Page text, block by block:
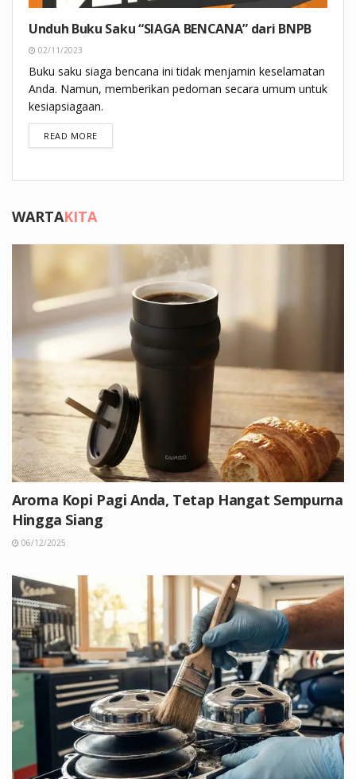
Unduh Buku Saku “SIAGA BENCANA” dari BNPB
02/11/2023
Buku saku siaga bencana ini tidak menjamin keselamatan
Anda. Namun, memberikan pedoman secara umum untuk
kesiapsiagaan.
READ MOREDETAILS
WARTAKITA
Aroma Kopi Pagi Anda, Tetap Hangat Sempurna
Hingga Siang
06/12/2025